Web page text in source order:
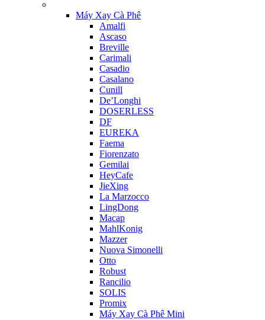
Máy Xay Cà Phê
Amalfi
Ascaso
Breville
Carimali
Casadio
Casalano
Cunill
De’Longhi
DOSERLESS
DF
EUREKA
Faema
Fiorenzato
Gemilai
HeyCafe
JieXing
La Marzocco
LingDong
Macap
MahlKonig
Mazzer
Nuova Simonelli
Otto
Robust
Rancilio
SOLIS
Promix
Máy Xay Cà Phê Mini